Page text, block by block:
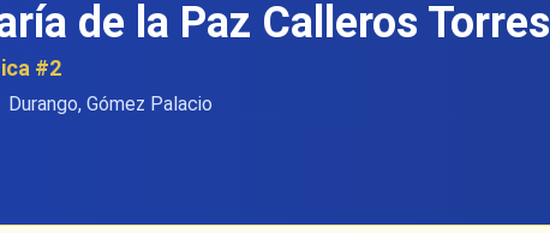
de la Paz Calleros Torres
#2
Durango, Gómez Palacio